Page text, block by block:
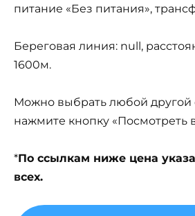
питание «Без питания»,
Береговая линия: null,
1600м.
Можно выбрать любой другой
нажмите кнопку «Посмотреть
*По ссылкам ниже цена
всех.